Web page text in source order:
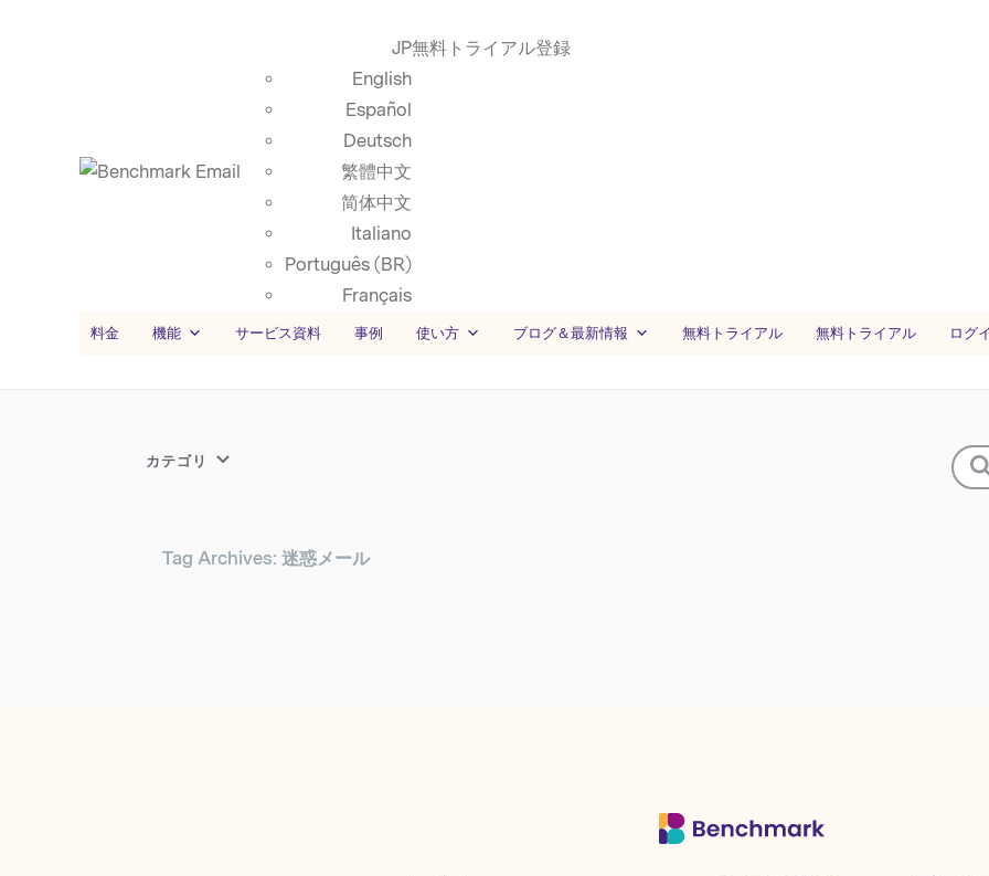
JP
English
Español
Deutsch
繁體中文
简体中文
Italiano
Português (BR)
Français
無料トライアル登録
料金 機能 サービス資料 事例 使い方 ブログ＆最新情報 無料トライアル 無料トライアル ログ
カテゴリ
Tag Archives: 迷惑メール